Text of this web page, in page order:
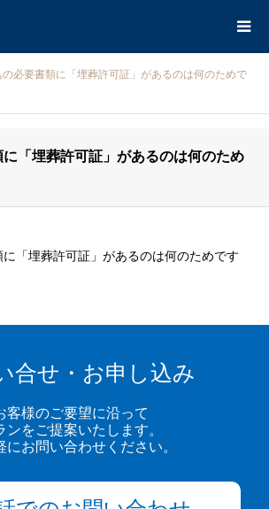
の必要書類に「埋葬許可証」があるのは何のためで
「埋葬許可証」があるのは何のため
「埋葬許可証」があるのは何のためです
合せ・お申し込み
客様のご要望に沿って
ンをご提案いたします。
にお問い合わせください。